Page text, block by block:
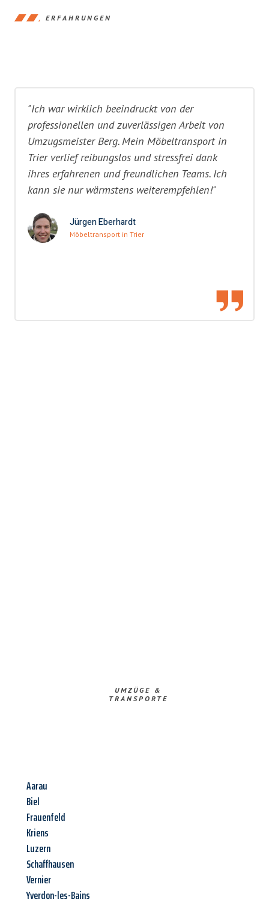
ERFAHRUNGEN
"Ich war wirklich beeindruckt von der
professionellen und zuverlässigen Arbeit von
Umzugsmeister Berg. Mein Möbeltransport in
Trier verlief reibungslos und stressfrei dank
ihres erfahrenen und freundlichen Teams. Ich
kann sie nur wärmstens weiterempfehlen!"
Jürgen Eberhardt
Möbeltransport in Trier
UMZÜGE &
TRANSPORTE
Aarau
Biel
Frauenfeld
Kriens
Luzern
Schaffhausen
Vernier
Yverdon-les-Bains